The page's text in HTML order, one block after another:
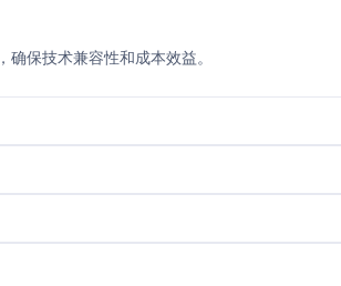
保技术兼容性和成本效益。